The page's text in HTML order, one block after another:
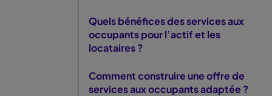
Quels bénéfices des services aux
occupants pour l’actif et les
locataires ?
Comment construire une offre de
services aux occupants adaptée ?